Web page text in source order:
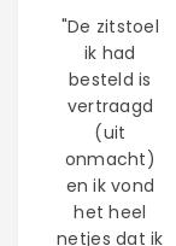
"De zitstoel
ik had
besteld is
vertraagd
(uit
onmacht)
en ik vond
het heel
netjes dat ik